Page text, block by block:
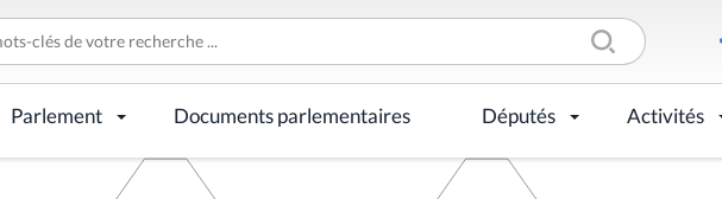
Parlement Documents parlementaires Députés Activités